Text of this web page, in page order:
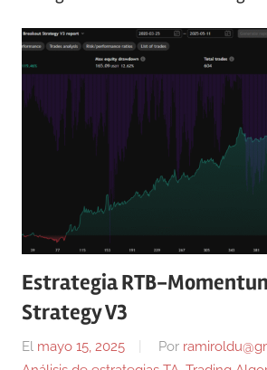
Estrategia RTB-
Strategy V3
El mayo 15, 2025 Por